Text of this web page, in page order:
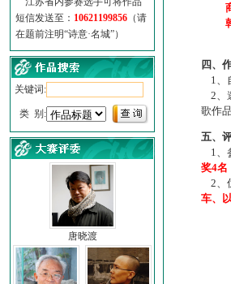
短信发送至： 10621199856 （请
在题前注明“诗意·名城”）
关键词:
类 别:
唐晓渡
（
四、
1、
2、
歌作
五、
1、
奖4名
2、
车、